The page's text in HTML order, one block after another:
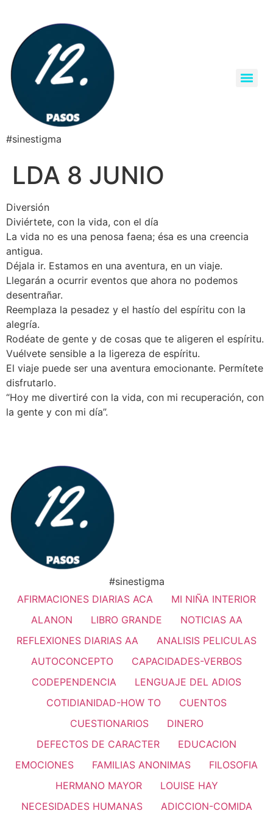
#sinestigma
LDA 8 JUNIO
Diversión
Diviértete, con la vida, con el día
La vida no es una penosa faena; ésa es una creencia
antigua.
Déjala ir. Estamos en una aventura, en un viaje.
Llegarán a ocurrir eventos que ahora no podemos
desentrañar.
Reemplaza la pesadez y el hastío del espíritu con la
alegría.
Rodéate de gente y de cosas que te aligeren el espíritu.
Vuélvete sensible a la ligereza de espíritu.
El viaje puede ser una aventura emocionante. Permítete
disfrutarlo.
“Hoy me divertiré con la vida, con mi recuperación, con
la gente y con mi día”.
#sinestigma
AFIRMACIONES DIARIAS ACA
MI NIÑA INTERIOR
ALANON
LIBRO GRANDE
NOTICIAS AA
REFLEXIONES DIARIAS AA
ANALISIS PELICULAS
AUTOCONCEPTO
CAPACIDADES-VERBOS
CODEPENDENCIA
LENGUAJE DEL ADIOS
COTIDIANIDAD-HOW TO
CUENTOS
CUESTIONARIOS
DINERO
DEFECTOS DE CARACTER
EDUCACION
EMOCIONES
FAMILIAS ANONIMAS
FILOSOFIA
HERMANO MAYOR
LOUISE HAY
NECESIDADES HUMANAS
ADICCION-COMIDA